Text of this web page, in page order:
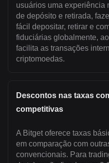
usuários uma experiência
de depósito e retirada,
fácil depositar, retirar e
fiduciárias globalmente,
facilita as transações
criptomoedas.
Descontos nas taxas
competitivas
A Bitget oferece taxas
em comparação com
convencionais. Para